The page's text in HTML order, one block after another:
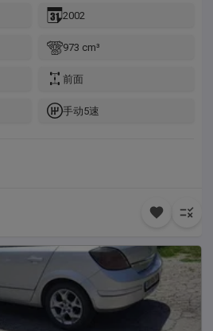
u Arandjelovcu.
2002
973 cm³
前面
手动5速